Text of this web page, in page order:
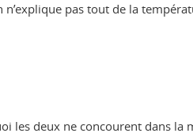
pas tout de la
les deux ne concourent dans la